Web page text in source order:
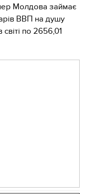
Молдова займає
ВВП на душу
по 2656,01